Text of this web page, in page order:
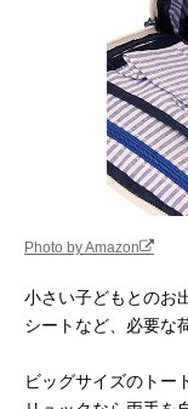
Photo by Amazon
小さい子どもとのお
シートなど、必要な
ビッグサイズのトー